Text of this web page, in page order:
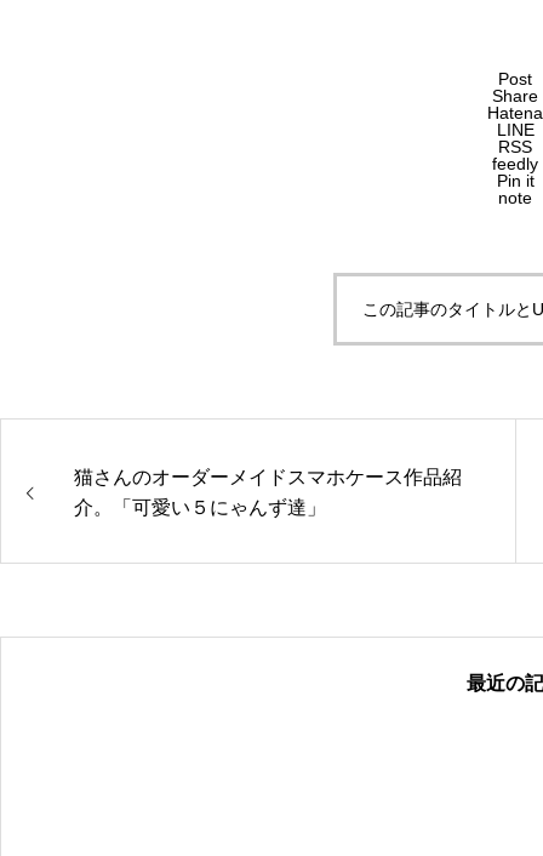
Post
Share
Hatena
LINE
RSS
feedly
Pin it
note
この記事のタイトルと
猫さんのオーダーメイドスマホケース作品紹
介。「可愛い５にゃんず達」
最近の